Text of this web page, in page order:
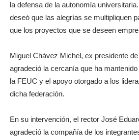
la defensa de la autonomía
deseó que las alegrías se multipliquen
que los proyectos que se deseen
Miguel Chávez Michel, ex presidente
agradeció la cercanía que ha
la FEUC y el apoyo otorgado a los
dicha federación.
En su intervención, el rector José
agradeció la compañía de los